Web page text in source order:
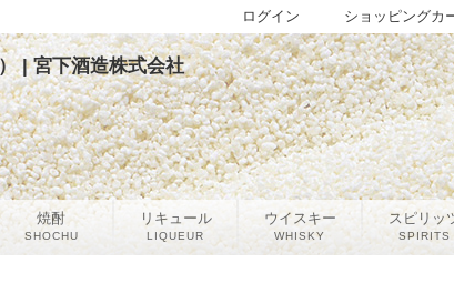
| 宮下酒造株式会社
焼酎
SHOCHU
リキュール
LIQUEUR
ウイスキー
WHISKY
スピリッ
SPIRITS
ショッピングカ
ログイン